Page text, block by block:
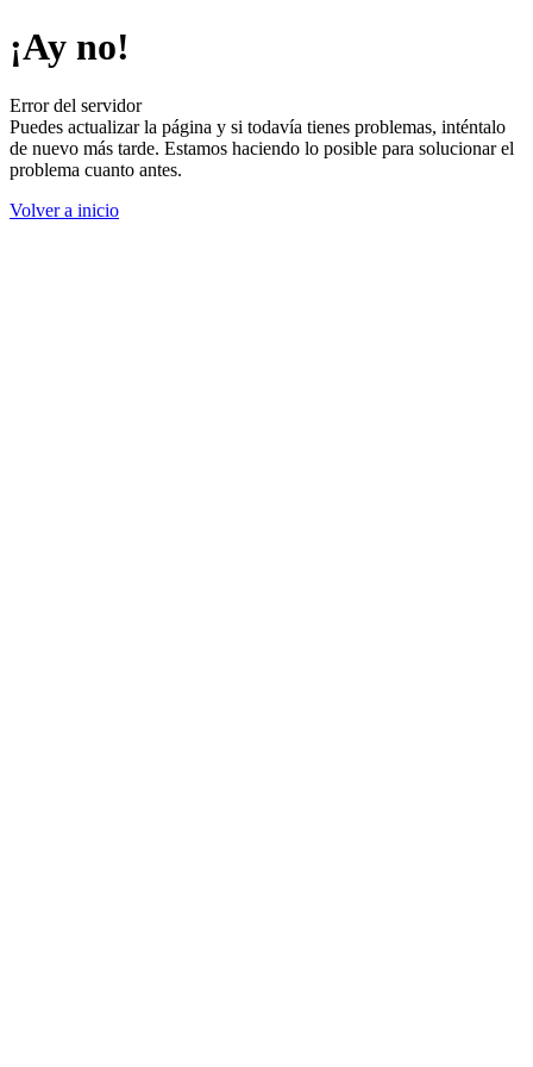
¡Ay no!
Error del servidor
Puedes actualizar la página y si todavía tienes problemas, inténtalo
de nuevo más tarde. Estamos haciendo lo posible para solucionar el
problema cuanto antes.
Volver a inicio